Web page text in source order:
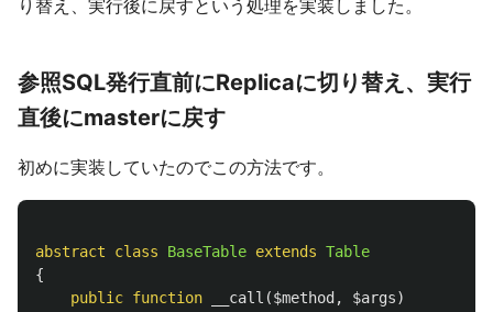
り替え、実行後に戻すという処理を実装しました。
参照SQL発行直前にReplicaに切り替え、実行
直後にmasterに戻す
初めに実装していたのでこの方法です。
abstract class BaseTable extends Table
{
public function __call ($method , $args)